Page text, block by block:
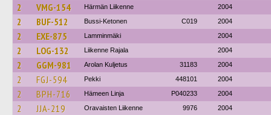
2 VMG-154 Härmän Liikenne 2004
2 BUF-512 Bussi-Ketonen C019 2004
2 EXE-875 Lamminmäki 2004
2 LOG-132 Liikenne Rajala 2004
2 GGM-981 Arolan Kuljetus 31183 2004
2 FGJ-594 Pekki 448101 2004
2 BPH-716 Hämeen Linja P040233 2004
2 JJA-219 Oravaisten Liikenne 9976 2004